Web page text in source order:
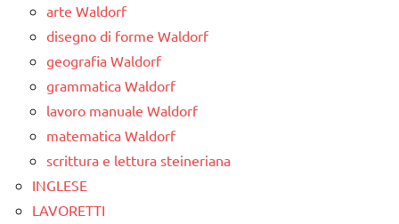
arte Waldorf
disegno di forme Waldorf
geografia Waldorf
grammatica Waldorf
lavoro manuale Waldorf
matematica Waldorf
scrittura e lettura steineriana
INGLESE
LAVORETTI